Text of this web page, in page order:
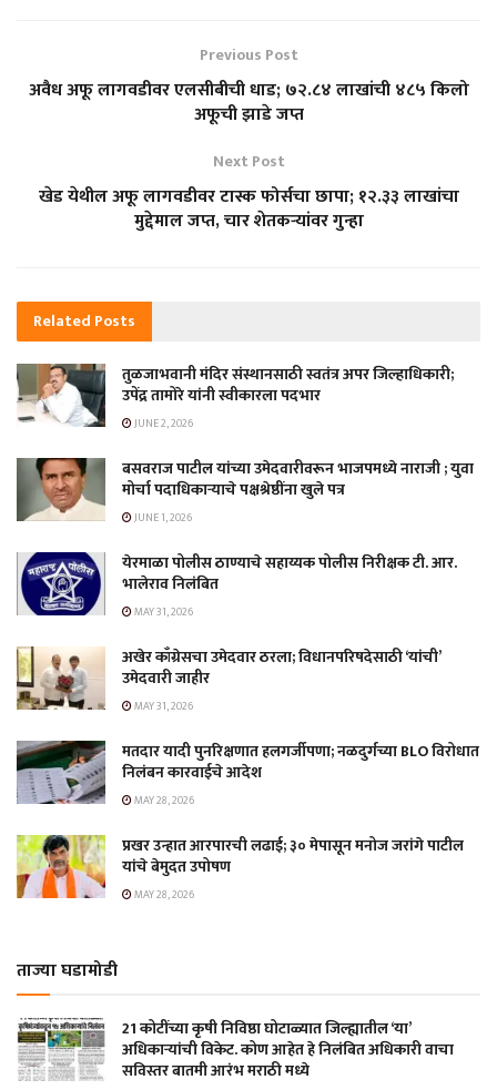
Previous Post
अवैध अफू लागवडीवर एलसीबीची धाड; ७२.८४ लाखांची ४८५ किलो
अफूची झाडे जप्त
Next Post
खेड येथील अफू लागवडीवर टास्क फोर्सचा छापा; १२.३३ लाखांचा
मुद्देमाल जप्त, चार शेतकऱ्यांवर गुन्हा
Related Posts
तुळजाभवानी मंदिर संस्थानसाठी स्वतंत्र अपर जिल्हाधिकारी;
उपेंद्र तामोरे यांनी स्वीकारला पदभार
JUNE 2, 2026
बसवराज पाटील यांच्या उमेदवारीवरून भाजपमध्ये नाराजी ; युवा
मोर्चा पदाधिकाऱ्याचे पक्षश्रेष्ठींना खुले पत्र
JUNE 1, 2026
येरमाळा पोलीस ठाण्याचे सहाय्यक पोलीस निरीक्षक टी. आर.
भालेराव निलंबित
MAY 31, 2026
अखेर काँग्रेसचा उमेदवार ठरला; विधानपरिषदेसाठी ‘यांची’
उमेदवारी जाहीर
MAY 31, 2026
मतदार यादी पुनरिक्षणात हलगर्जीपणा; नळदुर्गच्या BLO विरोधात
निलंबन कारवाईचे आदेश
MAY 28, 2026
प्रखर उन्हात आरपारची लढाई; ३० मेपासून मनोज जरांगे पाटील
यांचे बेमुदत उपोषण
MAY 28, 2026
ताज्या घडामोडी
21 कोटींच्या कृषी निविष्ठा घोटाळ्यात जिल्ह्यातील ‘या’
अधिकाऱ्यांची विकेट. कोण आहेत हे निलंबित अधिकारी वाचा
सविस्तर बातमी आरंभ मराठी मध्ये